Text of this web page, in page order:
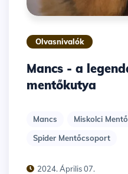
Olvasnivalók
Mancs - a
mentőkutya
Mancs
Miskolci
Spider Mentőcsoport
2024. Április 07.